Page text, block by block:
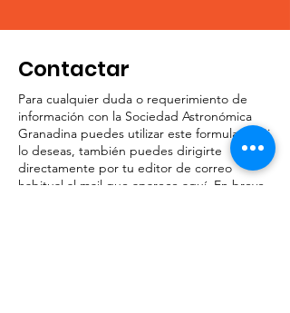
Contactar
Para cualquier duda o requerimiento de
información con la Sociedad Astronómica
Granadina puedes utilizar este formulario. Si
lo deseas, también puedes dirigirte
directamente por tu editor de correo
habitual al mail que aparece aquí. En breve